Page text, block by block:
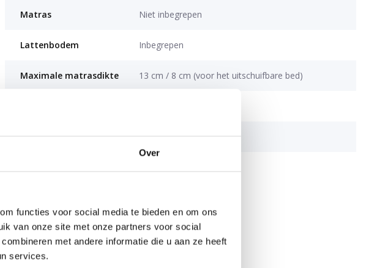
Over
functies voor social media te bieden en om ons
van onze site met onze partners voor social
met andere informatie die u aan ze heeft
services.
Matras Niet inbegrepen
Lattenbodem Inbegrepen
Maximale matrasdikte 13 cm / 8 cm (voor het uitschuifbare bed)
Montagehandleiding Inbegrepen